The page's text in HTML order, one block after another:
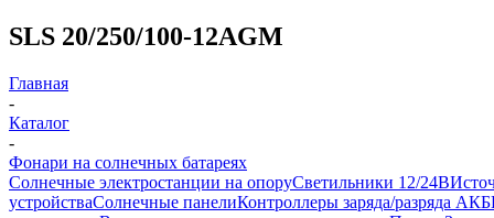
SLS 20/250/100-12AGM
Главная
-
Каталог
-
Фонари на солнечных батареях
Солнечные электростанции на опоруСветильники 12/24В
устройстваСолнечные панелиКонтроллеры заряда/разряда АКБ